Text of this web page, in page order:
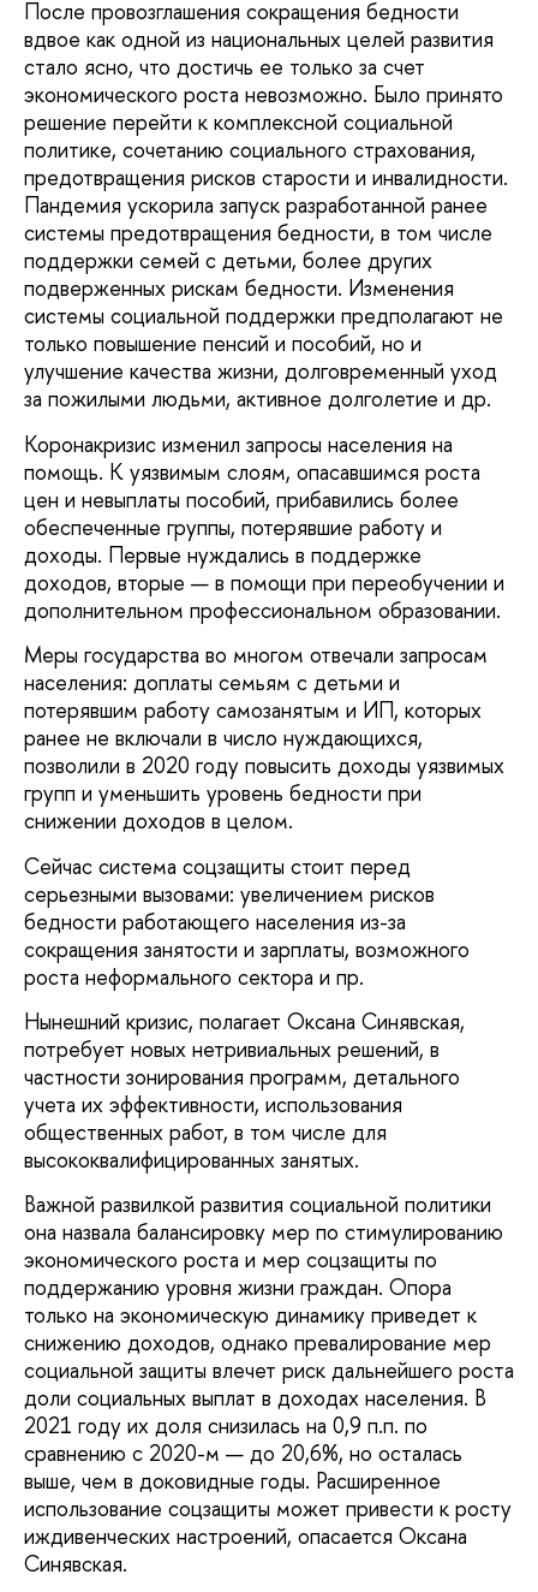
После провозглашения сокращения бедности
вдвое как одной из национальных целей развития
стало ясно, что достичь ее только за счет
экономического роста невозможно. Было принято
решение перейти к комплексной социальной
политике, сочетанию социального страхования,
предотвращения рисков старости и инвалидности.
Пандемия ускорила запуск разработанной ранее
системы предотвращения бедности, в том числе
поддержки семей с детьми, более других
подверженных рискам бедности. Изменения
системы социальной поддержки предполагают не
только повышение пенсий и пособий, но и
улучшение качества жизни, долговременный уход
за пожилыми людьми, активное долголетие и др.
Коронакризис изменил запросы населения на
помощь. К уязвимым слоям, опасавшимся роста
цен и невыплаты пособий, прибавились более
обеспеченные группы, потерявшие работу и
доходы. Первые нуждались в поддержке
доходов, вторые — в помощи при переобучении и
дополнительном профессиональном образовании.
Меры государства во многом отвечали запросам
населения: доплаты семьям с детьми и
потерявшим работу самозанятым и ИП, которых
ранее не включали в число нуждающихся,
позволили в 2020 году повысить доходы уязвимых
групп и уменьшить уровень бедности при
снижении доходов в целом.
Сейчас система соцзащиты стоит перед
серьезными вызовами: увеличением рисков
бедности работающего населения из-за
сокращения занятости и зарплаты, возможного
роста неформального сектора и пр.
Нынешний кризис, полагает Оксана Синявская,
потребует новых нетривиальных решений, в
частности зонирования программ, детального
учета их эффективности, использования
общественных работ, в том числе для
высококвалифицированных занятых.
Важной развилкой развития социальной политики
она назвала балансировку мер по стимулированию
экономического роста и мер соцзащиты по
поддержанию уровня жизни граждан. Опора
только на экономическую динамику приведет к
снижению доходов, однако превалирование мер
социальной защиты влечет риск дальнейшего роста
доли социальных выплат в доходах населения. В
2021 году их доля снизилась на 0,9 п.п. по
сравнению с 2020-м — до 20,6%, но осталась
выше, чем в доковидные годы. Расширенное
использование соцзащиты может привести к росту
иждивенческих настроений, опасается Оксана
Синявская.